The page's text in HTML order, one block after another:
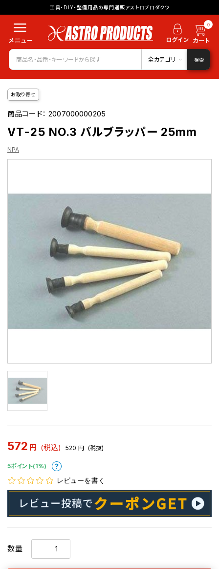
工具・DIY・整備用品の専門通販アストロプロダクツ
0
全カテゴリ 検索
お取り寄せ
商品コード：2007000000205
VT-25 NO.3 バルブラッパー 25mm
NPA
572 円 (税込) 520 円 (税抜)
5ポイント(1%)
レビューを書く
数量